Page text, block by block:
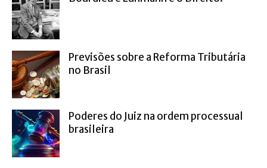
Previsões sobre a Reforma Tributária
no Brasil
Poderes do Juiz na ordem processual
brasileira